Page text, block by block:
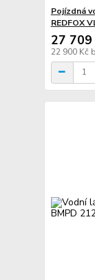
Pojízdná
REDFOX
27 709
22 900 Kč